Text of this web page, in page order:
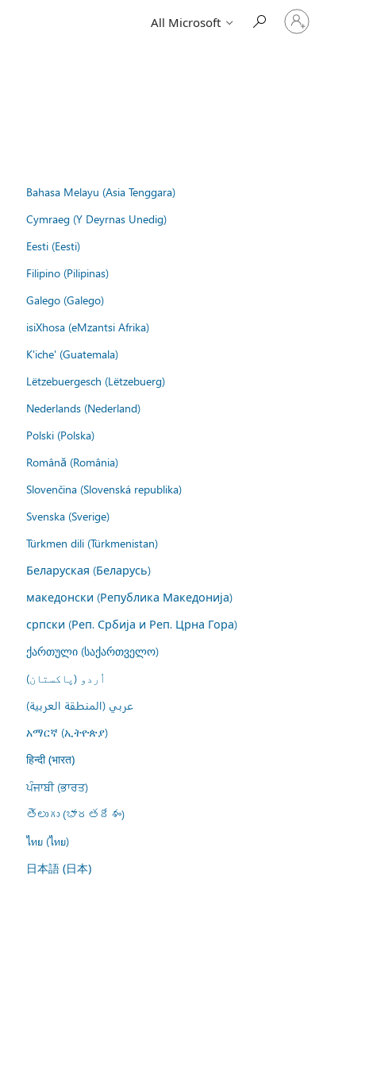
All Microsoft
Sign
in
Bahasa Melayu (Asia Tenggara)
Cymraeg (Y Deyrnas Unedig)
Eesti (Eesti)
Filipino (Pilipinas)
Galego (Galego)
isiXhosa (eMzantsi Afrika)
K'iche' (Guatemala)
Lëtzebuergesch (Lëtzebuerg)
Nederlands (Nederland)
Polski (Polska)
Română (România)
Slovenčina (Slovenská republika)
Svenska (Sverige)
Türkmen dili (Türkmenistan)
Беларуская (Беларусь)
македонски (Република Македонија)
српски (Реп. Србија и Реп. Црна Гора)
ქართული (საქართველო)
اُردو (پاکستان)
عربي (المنطقة العربية)
አማርኛ (ኢትዮጵያ)
हिन्दी (भारत)
ਪੰਜਾਬੀ (ਭਾਰਤ)
తెలుగు (భారతదేశం)
ไทย (ไทย)
日本語 (日本)